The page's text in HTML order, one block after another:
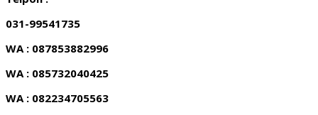
031-99541735
WA : 087853882996
WA : 085732040425
WA : 082234705563